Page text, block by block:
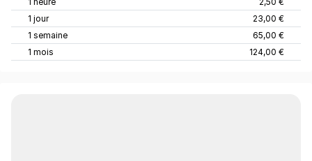
1 jour
23,00 €
1 semaine
65,00 €
1 mois
124,00 €